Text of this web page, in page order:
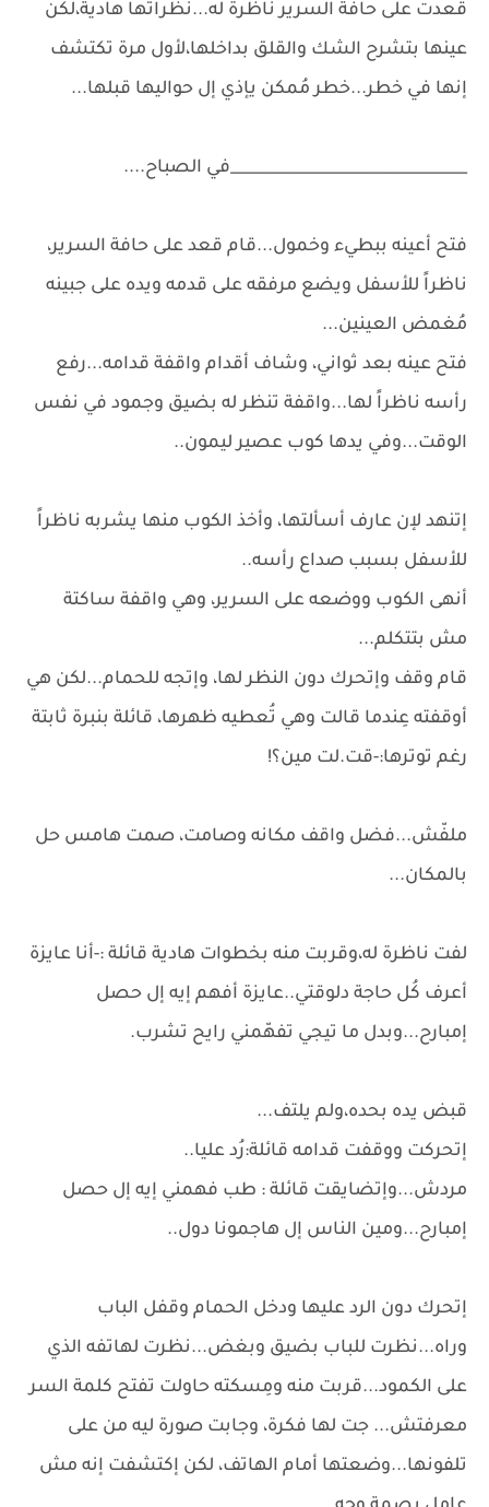
قعدت على حافة السرير ناظرة له...نظراتها هادية،لكن
عينها بتشرح الشك والقلق بداخلها،لأول مرة تكتشف
إنها في خطر...خطر مُمكن يإذي إل حواليها قبلها...
_______________________________في الصباح....
فتح أعينه ببطيء وخمول...قام قعد على حافة السرير،
ناظراً للأسفل ويضع مرفقه على قدمه ويده على جبينه
مُغمض العينين...
فتح عينه بعد ثواني، وشاف أقدام واقفة قدامه...رفع
رأسه ناظراً لها...واقفة تنظر له بضيق وجمود في نفس
الوقت...وفي يدها كوب عصير ليمون..
إتنهد لإن عارف أسألتها، وأخذ الكوب منها يشربه ناظراً
للأسفل بسبب صداع رأسه..
أنهى الكوب ووضعه على السرير، وهي واقفة ساكتة
مش بتتكلم...
قام وقف وإتحرك دون النظر لها، وإتجه للحمام...لكن هي
أوقفته عِندما قالت وهي تُعطيه ظهرها، قائلة بنبرة ثابتة
رغم توترها:-قت.لت مين؟!
ملفّش...فضل واقف مكانه وصامت، صمت هامس حل
بالمكان...
لفت ناظرة له،وقربت منه بخطوات هادية قائلة :-أنا عايزة
أعرف كُل حاجة دلوقتي..عايزة أفهم إيه إل حصل
إمبارح...وبدل ما تيجي تفهّمني رايح تشرب.
قبض يده بحده،ولم يلتف...
إتحركت ووقفت قدامه قائلة:رُد عليا..
مردش...وإتضايقت قائلة : طب فهمني إيه إل حصل
إمبارح...ومين الناس إل هاجمونا دول..
إتحرك دون الرد عليها ودخل الحمام وقفل الباب
وراه...نظرت للباب بضيق وبغض...نظرت لهاتفه الذي
على الكمود...قربت منه ومِسكته حاولت تفتح كلمة السر
معرفتش... جت لها فكرة، وجابت صورة ليه من على
تلفونها...وضعتها أمام الهاتف، لكن إكتشفت إنه مش